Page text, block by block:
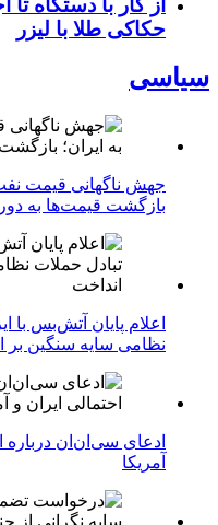
حکاکی طلا با لیزر
سیاسی
جهش ناگهانی قیمت
بازگشت قیمت‌ها به
اعلام پایان آتش‌بس با
نظامی سایه سنگین بر
ادعای سی‌ان‌ان درباره
آمریکا